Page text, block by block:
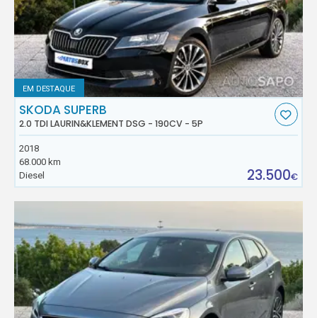
EM DESTAQUE
SKODA SUPERB
2.0 TDI LAURIN&KLEMENT DSG - 190CV - 5P
2018
68.000 km
Diesel
23.500€